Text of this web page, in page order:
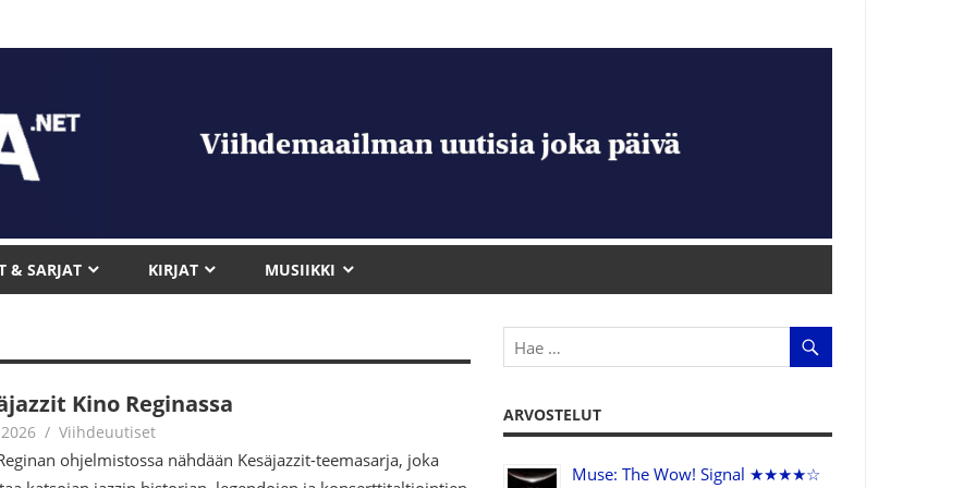
& SARJAT KIRJAT MUSIIKKI
Kino Reginassa
Juha Kaunisto
Viihdeuutiset
ohjelmistossa nähdään Kesäjazzit-teemasarja, joka
ARVOSTELUT
Muse: The Wow! Signal ★★★★☆